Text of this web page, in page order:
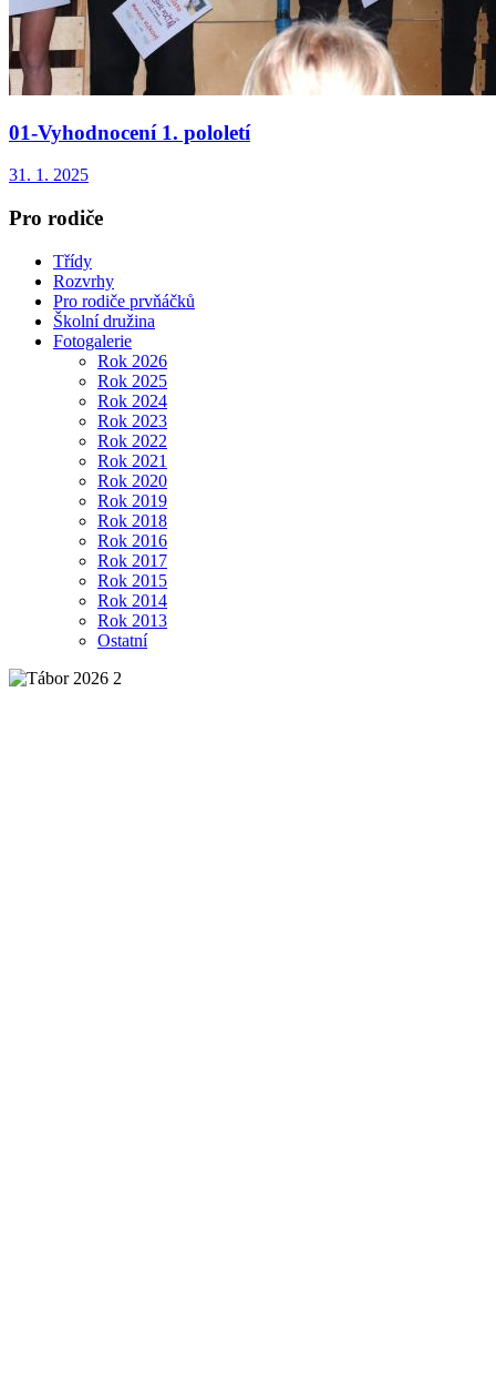
01-Vyhodnocení 1. pololetí
31. 1. 2025
Pro rodiče
Třídy
Rozvrhy
Pro rodiče prvňáčků
Školní družina
Fotogalerie
Rok 2026
Rok 2025
Rok 2024
Rok 2023
Rok 2022
Rok 2021
Rok 2020
Rok 2019
Rok 2018
Rok 2016
Rok 2017
Rok 2015
Rok 2014
Rok 2013
Ostatní